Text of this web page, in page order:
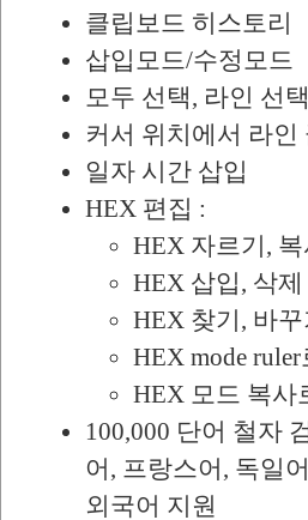
클립보드 히스토리
삽입모드/수정모드
모두 선택, 라인 선
커서 위치에서 라
일자 시간 삽입
HEX 편집 :
HEX 자르기, 복
HEX 삽입, 삭제
HEX 찾기, 바꾸
HEX mode ruler
HEX 모드 복사
100,000 단어 철자
어, 프랑스어, 독일
외국어 지원